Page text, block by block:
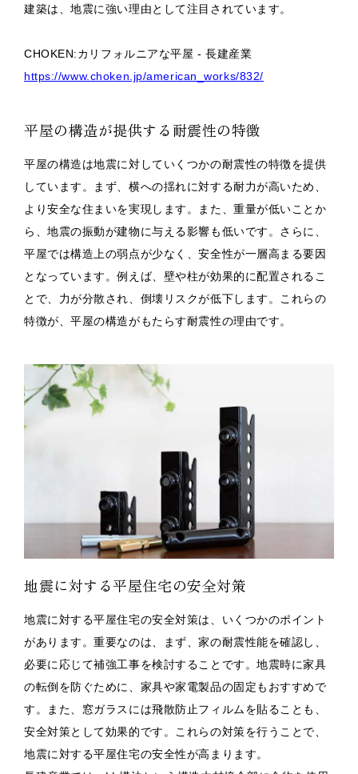
建築は、地震に強い理由として注目されています。
CHOKEN:カリフォルニアな平屋 - 長建産業
https://www.choken.jp/american_works/832/
平屋の構造が提供する耐震性の特徴
平屋の構造は地震に対していくつかの耐震性の特徴を提供
しています。まず、横への揺れに対する耐力が高いため、
より安全な住まいを実現します。また、重量が低いことか
ら、地震の振動が建物に与える影響も低いです。さらに、
平屋では構造上の弱点が少なく、安全性が一層高まる要因
となっています。例えば、壁や柱が効果的に配置されるこ
とで、力が分散され、倒壊リスクが低下します。これらの
特徴が、平屋の構造がもたらす耐震性の理由です。
地震に対する平屋住宅の安全対策
地震に対する平屋住宅の安全対策は、いくつかのポイント
があります。重要なのは、まず、家の耐震性能を確認し、
必要に応じて補強工事を検討することです。地震時に家具
の転倒を防ぐために、家具や家電製品の固定もおすすめで
す。また、窓ガラスには飛散防止フィルムを貼ることも、
安全対策として効果的です。これらの対策を行うことで、
地震に対する平屋住宅の安全性が高まります。